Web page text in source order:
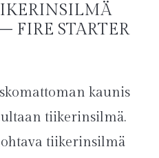
FIRE STARTER
kaunis
tiikerinsilmä.
tiikerinsilmä